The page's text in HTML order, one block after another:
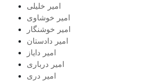
امیر خلیلی
امیر خوشاوی
امیر خوشنگار
امیر دادستان
امیر دایاز
امیر درباری
امیر دری